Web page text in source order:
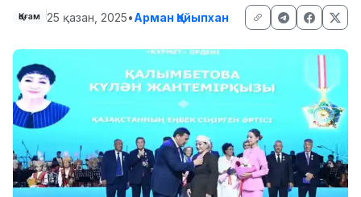
Қоғам 25 қазан, 2025•Арман Қайыпхан